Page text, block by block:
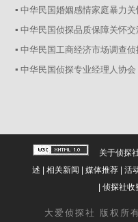
▪ 中华民国婚姻感情家庭暴力关
▪ 中华民国侦探品质保障关怀交
▪ 中华民国工商经济市场调查侦
▪ 中华民国侦探专业经理人协会
关于侦探
述
相关新闻 媒体推荐| 活
|侦探社收
大爱 侦探社
版权所